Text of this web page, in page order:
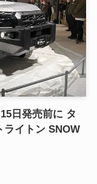
日発売前に タ
ライトン SNOW